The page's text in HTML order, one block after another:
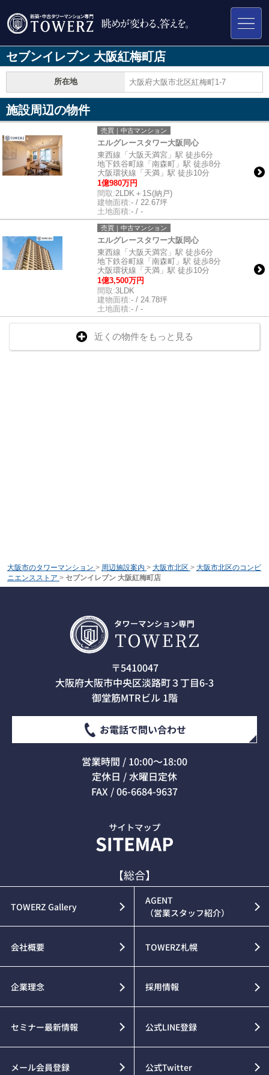
セブンイレブン 大阪紅梅町店
所在地 大阪府大阪市北区紅梅町1-7
施設周辺の物件
売買｜中古マンション
エルグレースタワー大阪同心
東西線「大阪天満宮」駅 徒歩6分
地下鉄谷町線「南森町」駅 徒歩8分
大阪環状線「天満」駅 徒歩10分
1億980万円
間取:2LDK＋1S(納戸)
建物面積:- / 22.67坪
土地面積:- / -
売買｜中古マンション
エルグレースタワー大阪同心
東西線「大阪天満宮」駅 徒歩6分
地下鉄谷町線「南森町」駅 徒歩8分
大阪環状線「天満」駅 徒歩10分
1億3,500万円
間取:3LDK
建物面積:- / 24.78坪
土地面積:- / -
近くの物件をもっと見る
大阪市のタワーマンション > 周辺施設案内 > 大阪市北区 > 大阪市北区のコンビ
ニエンスストア > セブンイレブン 大阪紅梅町店
〒5410047
大阪府大阪市中央区淡路町３丁目6-3
御堂筋MTRビル 1階
お電話で問い合わせ
営業時間 / 10:00～18:00
定休日 / 水曜日定休
FAX / 06-6684-9637
【総合】
TOWERZ Gallery
AGENT
（営業スタッフ紹介）
会社概要 TOWERZ札幌
企業理念 採用情報
セミナー最新情報 公式LINE登録
メール会員登録 公式Twitter